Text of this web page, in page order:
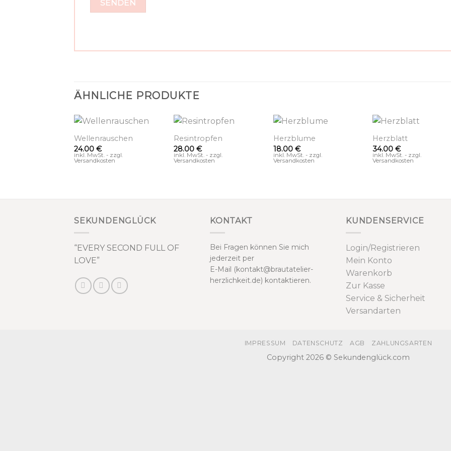
ÄHNLICHE PRODUKTE
+
Wellenrauschen
24.00 €
inkl. MwSt. - zzgl.
Versandkosten
+
Resintropfen
28.00 €
inkl. MwSt. - zzgl.
Versandkosten
+
Herzblume
18.00 €
inkl. MwSt. - zzgl.
Versandkosten
+
Herzblatt
34.00€
inkl. MwSt. - zzgl.
Versandkosten
SEKUNDENGLÜCK
“EVERY SECOND FULL OF
LOVE”
KONTAKT
Bei Fragen können Sie mich
jederzeit per
E-Mail (kontakt@brautatelier-
herzlichkeit.de) kontaktieren.
KUNDENSERVICE
Login/Registrieren
Mein Konto
Warenkorb
Zur Kasse
Service & Sicherheit
Versandarten
IMPRESSUM DATENSCHUTZ AGB ZAHLUNGSARTEN
Copyright 2026 © Sekundenglück.com